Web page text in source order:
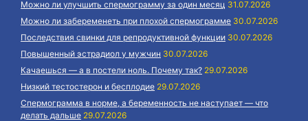
Можно ли улучшить спермограмму за один месяц 31.07.2026
Можно ли забеременеть при плохой спермограмме 30.07.2026
Последствия свинки для репродуктивной функции 30.07.2026
Повышенный эстрадиол у мужчин 30.07.2026
Качаешься — а в постели ноль. Почему так? 29.07.2026
Низкий тестостерон и бесплодие 29.07.2026
Спермограмма в норме, а беременность не наступает — что
делать дальше 29.07.2026